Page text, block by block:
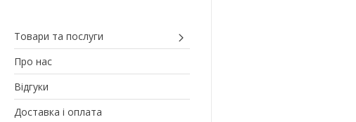
Товари та послуги
Про нас
Відгуки
Доставка і оплата